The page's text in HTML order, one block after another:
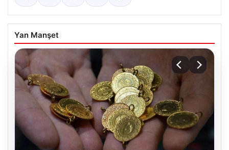
Yan Manşet